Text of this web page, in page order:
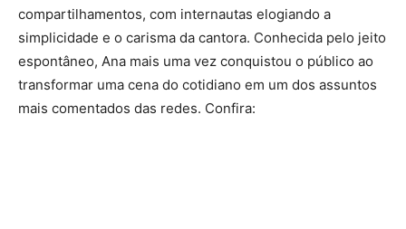
compartilhamentos, com internautas elogiando a
simplicidade e o carisma da cantora. Conhecida pelo jeito
espontâneo, Ana mais uma vez conquistou o público ao
transformar uma cena do cotidiano em um dos assuntos
mais comentados das redes. Confira: